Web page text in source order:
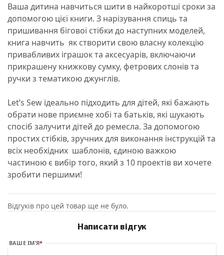
Ваша дитина навчиться шити в найкоротші сроки за
допомогою цієї книги. З нарізування спиць та
пришивання бігової стібки до наступних моделей,
книга навчить як створити свою власну колекцію
привабливих іграшок та аксесуарів, включаючи
прикрашену книжкову сумку, фетрових слонів та
ручки з тематикою джунглів.
Let’s Sew ідеально підходить для дітей, які бажають
обрати нове приємне хобі та батьків, які шукають
спосіб залучити дітей до ремесла. За допомогою
простих стібків, зручних для виконання інструкцій та
всіх необхідних шаблонів, єдиною важкою
частиною є вибір того, який з 10 проектів ви хочете
зробити першими!
Відгуків про цей товар ще не було.
Написати відгук
ВАШЕ ІМ’Я